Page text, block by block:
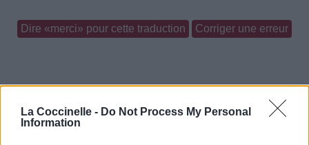
La Coccinelle - Do Not Process My Personal
Information
Dire «merci» pour cette traduction Corriger une erreur